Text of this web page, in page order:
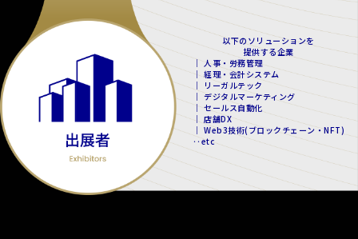
以下のソリューションを
提供する企業
｜ 人事・労務管理
｜ 経理・会計システム
｜ リーガルテック
｜ デジタルマーケティング
｜ セールス自動化
｜ 店舗DX
｜ Web3技術(ブロックチェーン・NFT)
‥etc